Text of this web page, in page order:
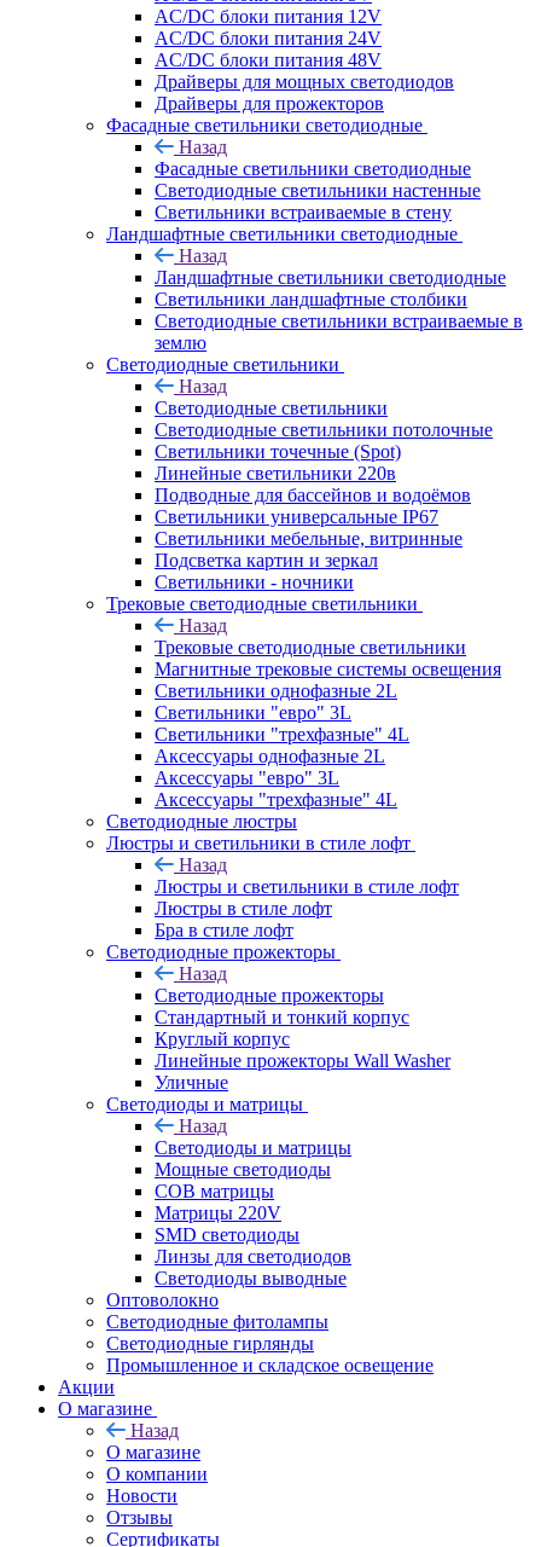
AC/DC блоки питания 12V
AC/DC блоки питания 24V
AC/DC блоки питания 48V
Драйверы для мощных светодиодов
Драйверы для прожекторов
Фасадные светильники светодиодные
Назад
Фасадные светильники светодиодные
Светодиодные светильники настенные
Светильники встраиваемые в стену
Ландшафтные светильники светодиодные
Назад
Ландшафтные светильники светодиодные
Светильники ландшафтные столбики
Светодиодные светильники встраиваемые в
землю
Светодиодные светильники
Назад
Светодиодные светильники
Светодиодные светильники потолочные
Светильники точечные (Spot)
Линейные светильники 220в
Подводные для бассейнов и водоёмов
Светильники универсальные IP67
Светильники мебельные, витринные
Подсветка картин и зеркал
Светильники - ночники
Трековые светодиодные светильники
Назад
Трековые светодиодные светильники
Магнитные трековые системы освещения
Светильники однофазные 2L
Светильники "евро" 3L
Светильники "трехфазные" 4L
Аксессуары однофазные 2L
Аксессуары "евро" 3L
Аксессуары "трехфазные" 4L
Светодиодные люстры
Люстры и светильники в стиле лофт
Назад
Люстры и светильники в стиле лофт
Люстры в стиле лофт
Бра в стиле лофт
Светодиодные прожекторы
Назад
Светодиодные прожекторы
Стандартный и тонкий корпус
Круглый корпус
Линейные прожекторы Wall Washer
Уличные
Светодиоды и матрицы
Назад
Светодиоды и матрицы
Мощные светодиоды
COB матрицы
Матрицы 220V
SMD светодиоды
Линзы для светодиодов
Светодиоды выводные
Оптоволокно
Светодиодные фитолампы
Светодиодные гирлянды
Промышленное и складское освещение
Акции
О магазине
Назад
О магазине
О компании
Новости
Отзывы
Сертификаты